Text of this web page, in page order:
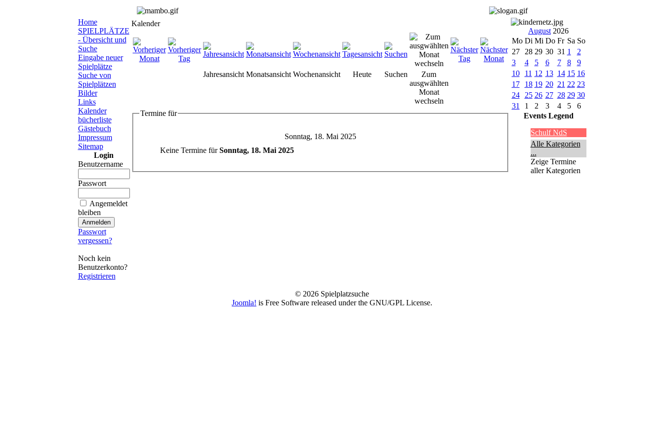
Home
SPIELPLÄTZE
- Übersicht und
Suche
Eingabe neuer
Spielplätze
Suche von
Spielplätzen
Bilder
Links
Kalender
bücherliste
Gästebuch
Impressum
Sitemap
Login
Benutzername
Passwort
Angemeldet
bleiben
Passwort
vergessen?
Noch kein
Benutzerkonto?
Registrieren
Kalender
Jahresansicht Monatsansicht Wochenansicht Heute Suchen
Zum
ausgwählten
Monat
wechseln
Termine für
Sonntag, 18. Mai 2025
Keine Termine fürSonntag, 18. Mai 2025
August 2026
Mo Di Mi Do Fr Sa So
27
28 29 30 31 1
2
3
4 5 6 7 8
9
10
11 12 13 14 15 16
17
18 19 20 21 22 23
24
25 26 27 28 29 30
31
1 2 3 4 5
6
Events Legend
Schulf NdS
Alle Kategorien
...
Zeige Termine
aller Kategorien
© 2026 Spielplatzsuche
Joomla! is Free Software released under the GNU/GPL License.